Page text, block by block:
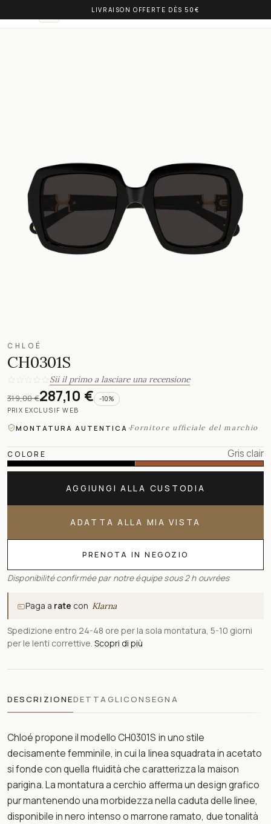
LIVRAISON OFFERTE DÈS 50€
OLIVIA BALM
CHLOÉ
CH0301S
Sii il primo a lasciare una recensione
319,00 €287,10 € -10%
PRIX EXCLUSIF WEB
MONTATURA AUTENTICA ·Fornitore ufficiale del marchio
COLORE Gris clair
AGGIUNGI ALLA CUSTODIA
ADATTA ALLA MIA VISTA
PRENOTA IN NEGOZIO
Disponibilité confirmée par notre équipe sous 2 h ouvrées
Paga a rate con Klarna
Spedizione entro 24-48 ore per la sola montatura, 5-10 giorni
per le lenti correttive. Scopri di più
DESCRIZIONEDETTAGLICONSEGNA
Chloé propone il modello CH0301S in uno stile
decisamente femminile, in cui la linea squadrata in acetato
si fonde con quella fluidità che caratterizza la maison
parigina. La montatura a cerchio afferma un design grafico
pur mantenendo una morbidezza nella caduta delle linee,
disponibile in nero intenso o marrone ramato, due tonalità